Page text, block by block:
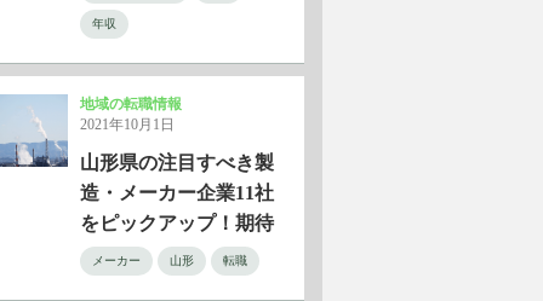
年収
地域の転職情報
2021年10月1日
山形県の注目すべき製
造・メーカー企業11社
をピックアップ！期待
できる年収はいくら？
メーカー 山形 転職